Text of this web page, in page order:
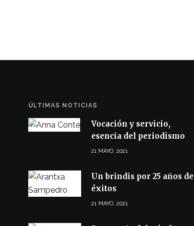
ÚLTIMAS NOTICIAS
Vocación y servicio,
esencia del periodismo
21 MAYO, 2021
Un brindis por 25 años de
éxitos
21 MAYO, 2021